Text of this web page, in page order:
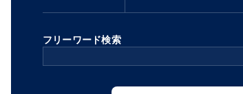
フリーワード検索